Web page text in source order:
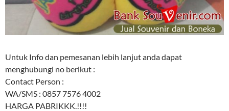
Untuk Info dan pemesanan lebih lanjut anda dapat
menghubungi no berikut :
Contact Person :
WA/SMS : 0857 7576 4002
HARGA PABRIKKK.!!!!